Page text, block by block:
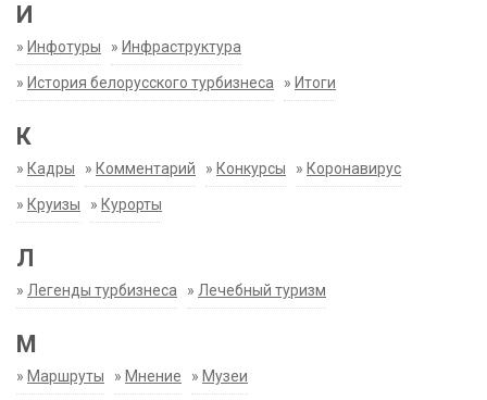
И
» Инфотуры » Инфраструктура
» История белорусского турбизнеса » Итоги
К
» Кадры » Комментарий » Конкурсы » Коронавирус
» Круизы » Курорты
Л
» Легенды турбизнеса » Лечебный туризм
М
» Маршруты » Мнение » Музеи